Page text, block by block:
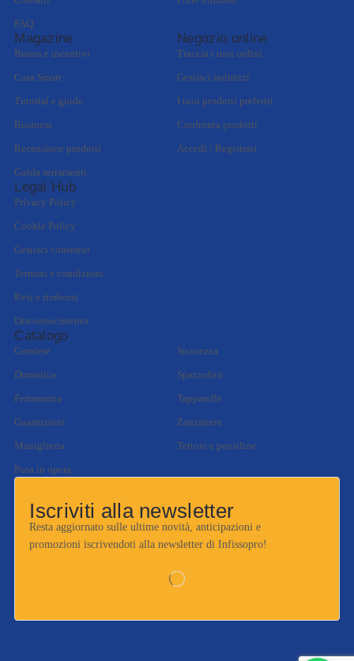
FAQ
Magazine
Bonus e incentivi
Casa Smart
Tutorial e guide
Business
Recensione prodotti
Guida serramenti
Negozio online
Traccia i tuoi ordini
Gestisci indirizzi
I tuoi prodotti preferiti
Confronta prodotti
Accedi / Registrati
Legal Hub
Privacy Policy
Cookie Policy
Gestisci consenso
Termini e condizioni
Resi e rimborsi
Disconoscimento
Catalogo
Cerniere
Domotica
Ferramenta
Guarnizioni
Maniglieria
Posa in opera
Sicurezza
Spazzolini
Tapparelle
Zanzariere
Tettoie e pensiline
Iscriviti alla newsletter
Resta aggiornato sulle ultime novità, anticipazioni e
promozioni iscrivendoti alla newsletter di Infissopro!